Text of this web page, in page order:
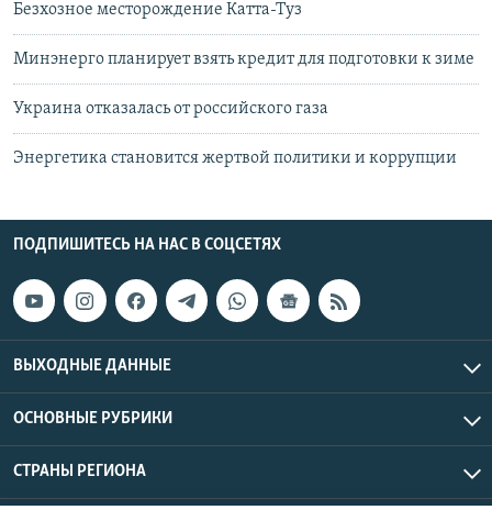
Безхозное месторождение Катта-Туз
Минэнерго планирует взять кредит для подготовки к зиме
Украина отказалась от российского газа
Энергетика становится жертвой политики и коррупции
ПОДПИШИТЕСЬ НА НАС В СОЦСЕТЯХ
ВЫХОДНЫЕ ДАННЫЕ
ОСНОВНЫЕ РУБРИКИ
СТРАНЫ РЕГИОНА